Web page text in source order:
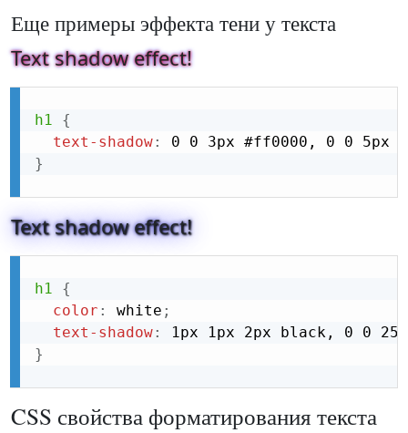
Еще примеры эффекта тени у текста
Text shadow effect!
h1
{
text-shadow:
0 0 3px #ff0000, 0 0 5px
}
Text shadow effect!
h1
{
color : white ;
text-shadow:
1px 1px 2px black, 0 0
}
CSS свойства форматирования текста